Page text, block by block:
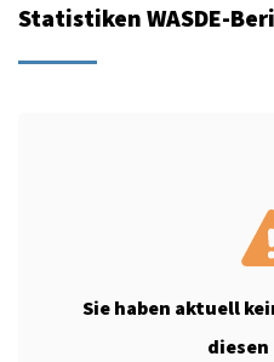
Statistiken WASDE-
Sie haben aktuell